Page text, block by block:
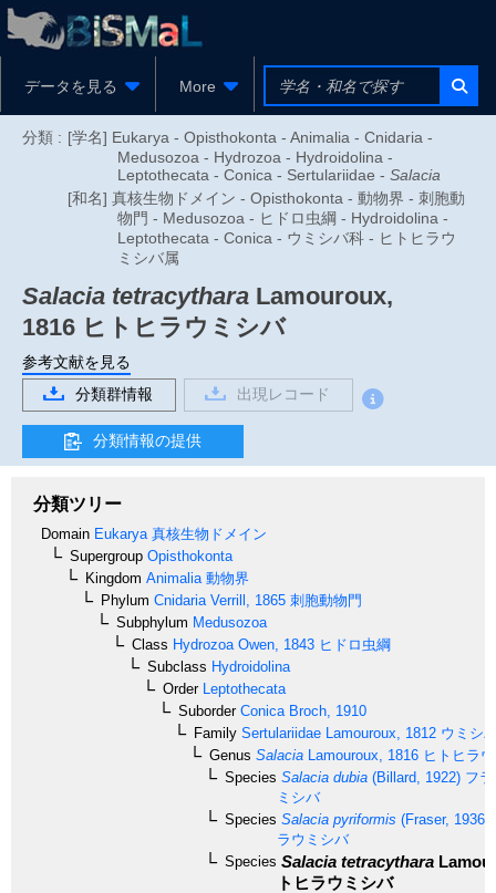
データを見る More
分類 : [学名] Eukarya - Opisthokonta - Animalia - Cnidaria -
Medusozoa - Hydrozoa - Hydroidolina -
Leptothecata - Conica - Sertulariidae - Salacia
[和名] 真核生物ドメイン - Opisthokonta - 動物界 - 刺胞動
物門 - Medusozoa - ヒドロ虫綱 - Hydroidolina -
Leptothecata - Conica - ウミシバ科 - ヒトヒラウ
ミシバ属
Salacia tetracythara Lamouroux,
1816 ヒトヒラウミシバ
参考文献を見る
分類群情報
出現レコード
分類情報の提供
分類ツリー
Domain Eukarya 真核生物ドメイン
Supergroup Opisthokonta
Kingdom Animalia 動物界
Phylum Cnidaria Verrill, 1865 刺胞動物門
Subphylum Medusozoa
Class Hydrozoa Owen, 1843 ヒドロ虫綱
Subclass Hydroidolina
OrderLeptothecata
SuborderConica Broch, 1910
Family Sertulariidae Lamouroux, 1812 ウミシ
Genus Salacia Lamouroux, 1816 ヒトヒラ
Species Salacia dubia (Billard, 1922) フ
ミシバ
Species Salacia pyriformis (Fraser, 1936)
ラウミシバ
Species Salacia tetracythara
トヒラウミシバ